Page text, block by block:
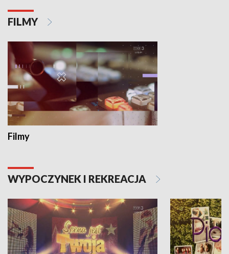
FILMY
Filmy
WYPOCZYNEK I REKREACJA